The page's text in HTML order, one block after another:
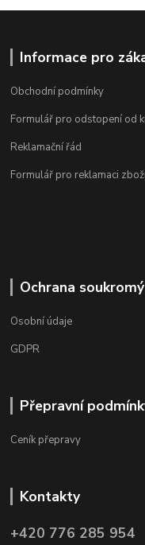
Informace pro
Obchodní podmínky
Formulář pro odstopení od
Reklamační řád
Formulář pro reklamaci
Ochrana soukromý
Osobní údaje
GDPR
Přepravní
Ceník přepravy
Kontakty
+420 776 285 954